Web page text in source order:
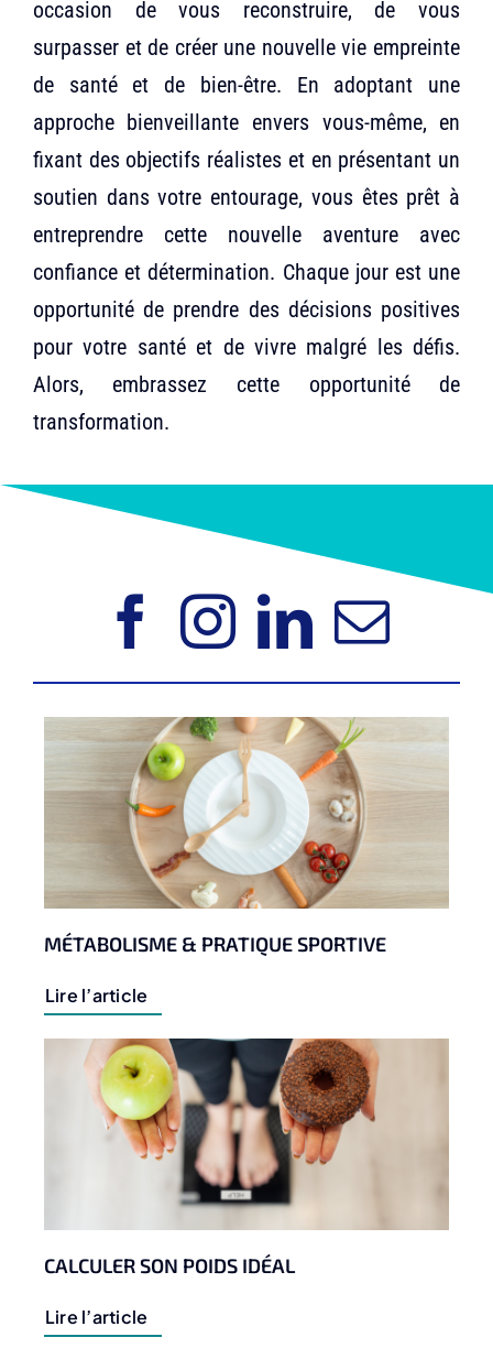
occasion de vous reconstruire, de vous
surpasser et de créer une nouvelle vie empreinte
de santé et de bien-être. En adoptant une
approche bienveillante envers vous-même, en
fixant des objectifs réalistes et en présentant un
soutien dans votre entourage, vous êtes prêt à
entreprendre cette nouvelle aventure avec
confiance et détermination. Chaque jour est une
opportunité de prendre des décisions positives
pour votre santé et de vivre malgré les défis.
Alors, embrassez cette opportunité de
transformation.
MÉTABOLISME & PRATIQUE SPORTIVE
Lire l’article
CALCULER SON POIDS IDÉAL
Lire l’article